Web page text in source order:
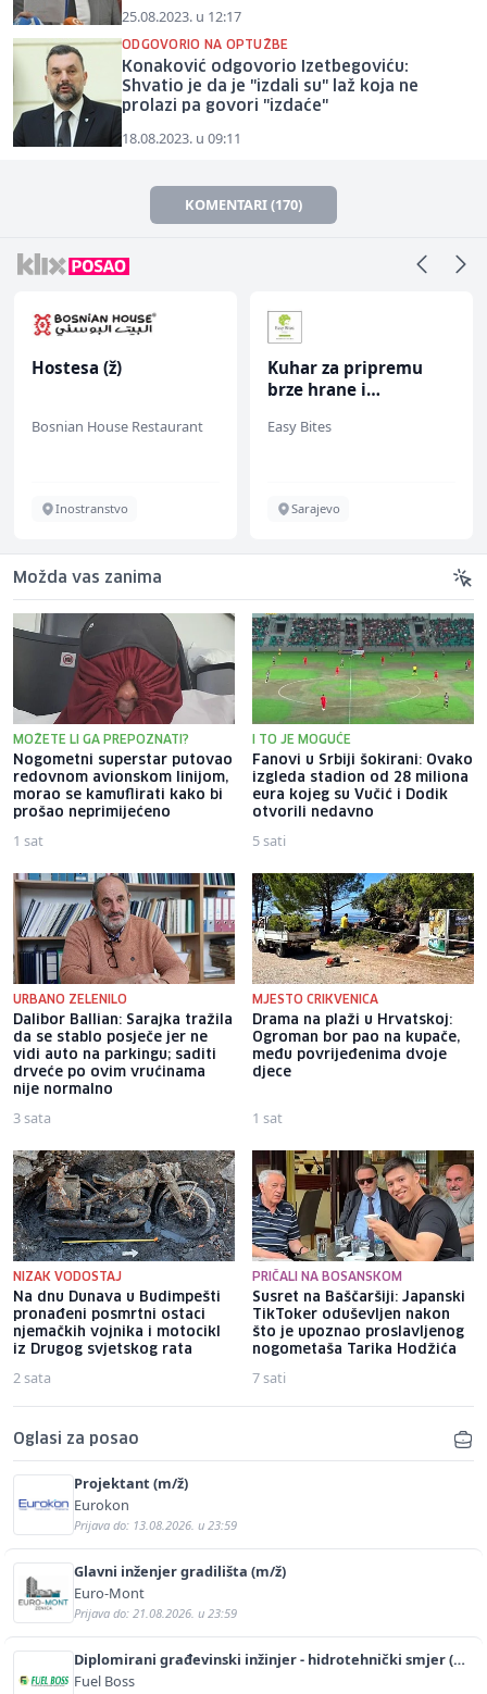
25.08.2023. u 12:17
ODGOVORIO NA OPTUŽBE
Konaković odgovorio Izetbegoviću:
Shvatio je da je "izdali su" laž koja ne
prolazi pa govori "izdaće"
18.08.2023. u 09:11
KOMENTARI (170)
Hostesa (ž)
Bosnian House Restaurant
Inostranstvo
Kuhar za pripremu
brze hrane i
ž)
Easy Bites
Sarajevo
Možda vas zanima
MOŽETE LI GA PREPOZNATI?
Nogometni superstar putovao
redovnom avionskom linijom,
morao se kamuflirati kako bi
prošao neprimijećeno
1 sat
I TO JE MOGUĆE
Fanovi u Srbiji šokirani: Ovako
izgleda stadion od 28 miliona
eura kojeg su Vučić i Dodik
otvorili nedavno
5 sati
URBANO ZELENILO
Dalibor Ballian: Sarajka tražila
da se stablo posječe jer ne
vidi auto na parkingu; saditi
drveće po ovim vrućinama
nije normalno
3 sata
MJESTO CRIKVENICA
Drama na plaži u Hrvatskoj:
Ogroman bor pao na kupače,
među povrijeđenima dvoje
djece
1 sat
NIZAK VODOSTAJ
Na dnu Dunava u Budimpešti
pronađeni posmrtni ostaci
njemačkih vojnika i motocikl
iz Drugog svjetskog rata
2 sata
PRIČALI NA BOSANSKOM
Susret na Baščaršiji: Japanski
TikToker oduševljen nakon
što je upoznao proslavljenog
nogometaša Tarika Hodžića
7 sati
Oglasi za posao
Projektant (m/ž)
Eurokon
Prijava do: 13.08.2026. u 23:59
Glavni inženjer gradilišta (m/ž)
Euro-Mont
Prijava do: 21.08.2026. u 23:59
Diplomirani građevinski inžinjer - hidrotehnički smjer (m/
ž)
Fuel Boss